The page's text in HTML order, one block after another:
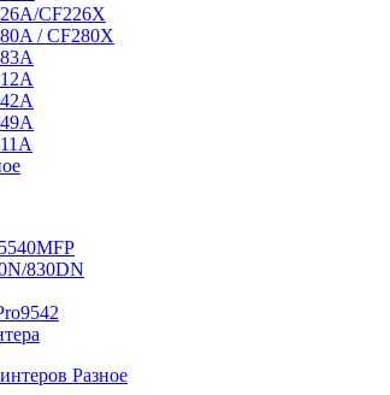
CF226X
/ CF280X
830DN
Разное